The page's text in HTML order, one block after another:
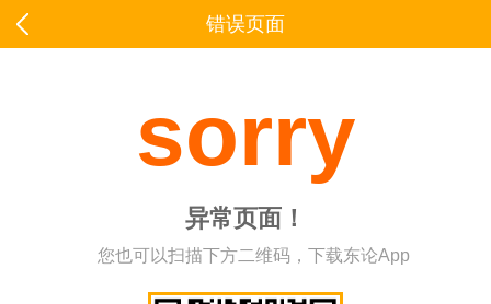
错误页面
sorry
异常页面！
您也可以扫描下方二维码，下载东论App